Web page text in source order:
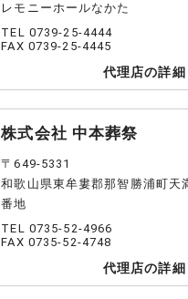
レモニーホールなかた
TEL 0739-25-4444
FAX 0739-25-4445
代理店の詳細
株式会社 中本葬祭
〒649-5331
和歌山県東牟婁郡那智勝浦町天
番地
TEL 0735-52-4966
FAX 0735-52-4748
代理店の詳細